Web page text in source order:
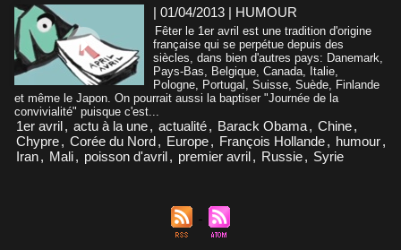
| 01/04/2013 | HUMOUR
Fêter le 1er avril est une tradition d'origine
française qui se perpétue depuis des
siècles, dans bien d'autres pays: Danemark,
Pays-Bas, Belgique, Canada, Italie,
Pologne, Portugal, Suisse, Suède, Finlande
et même le Japon. On pourrait aussi la baptiser "Journée de la
convivialité" puisque c'est...
1er avril, actu à la une, actualité, Barack Obama, Chine,
Chypre, Corée du Nord, Europe, François Hollande, humour,
Iran, Mali, poisson d'avril, premier avril, Russie, Syrie